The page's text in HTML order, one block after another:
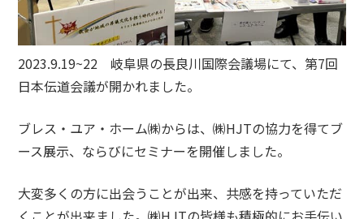
2023.9.19~22 岐阜県の長良川国際会議場にて、第7回
日本伝道会議が開かれました。
ブレス・ユア・ホーム㈱からは、㈱HJTの協力を得てブ
ース展示、ならびにセミナーを開催しました。
大変多くの方に出会うことが出来、共感を持っていただ